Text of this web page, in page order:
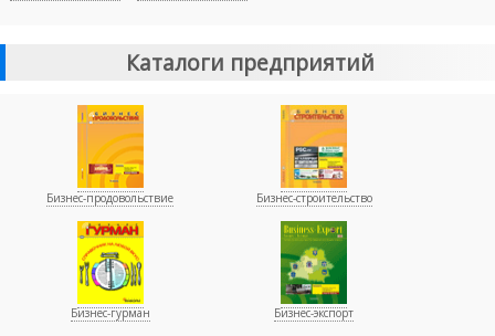
Каталоги предприятий
Бизнес-продовольствие Бизнес-строительство
Бизнес-гурман Бизнес-экспорт